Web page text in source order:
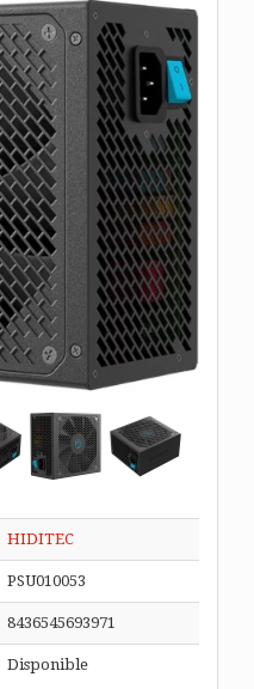
HIDITEC
PSU010053
8436545693971
Disponible